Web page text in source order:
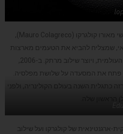
להצלחה הזאת אחראי השף הראשי מאורו קולגרקו (Mauro Colagreco),
שמצליח להביא את הטעמים מארצות
מוצאו אל צרפת, מעוז הקולינריה העולמית, ויוצר שילוב מרתק. ב-2006,
פתח את המסעדה על שלושת מפלסיה.
כתגלית השנה בעולם הקולינריה, ולפני
ארגנטינאית של קולגרקו ועל שילוב